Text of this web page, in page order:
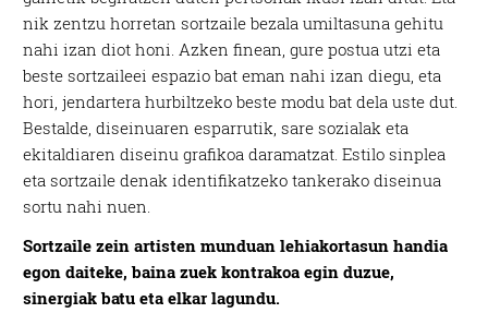
nik zentzu horretan sortzaile bezala umiltasuna gehitu
nahi izan diot honi. Azken finean, gure postua utzi eta
beste sortzaileei espazio bat eman nahi izan diegu, eta
hori, jendartera hurbiltzeko beste modu bat dela uste dut.
Bestalde, diseinuaren esparrutik, sare sozialak eta
ekitaldiaren diseinu grafikoa daramatzat. Estilo sinplea
eta sortzaile denak identifikatzeko tankerako diseinua
sortu nahi nuen.
Sortzaile zein artisten munduan lehiakortasun handia
egon daiteke, baina zuek kontrakoa egin duzue,
sinergiak batu eta elkar lagundu.